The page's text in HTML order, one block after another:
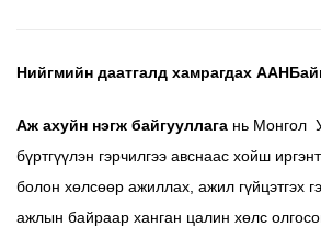
Нийгмийн даатгалд хамрагдах
Аж ахуйн нэгж байгууллага нь Монгол
бүртгүүлэн гэрчилгээ авснаас хойш
болон хөлсөөр ажиллах, ажил гүйцэтгэх
ажлын байраар ханган цалин хөлс